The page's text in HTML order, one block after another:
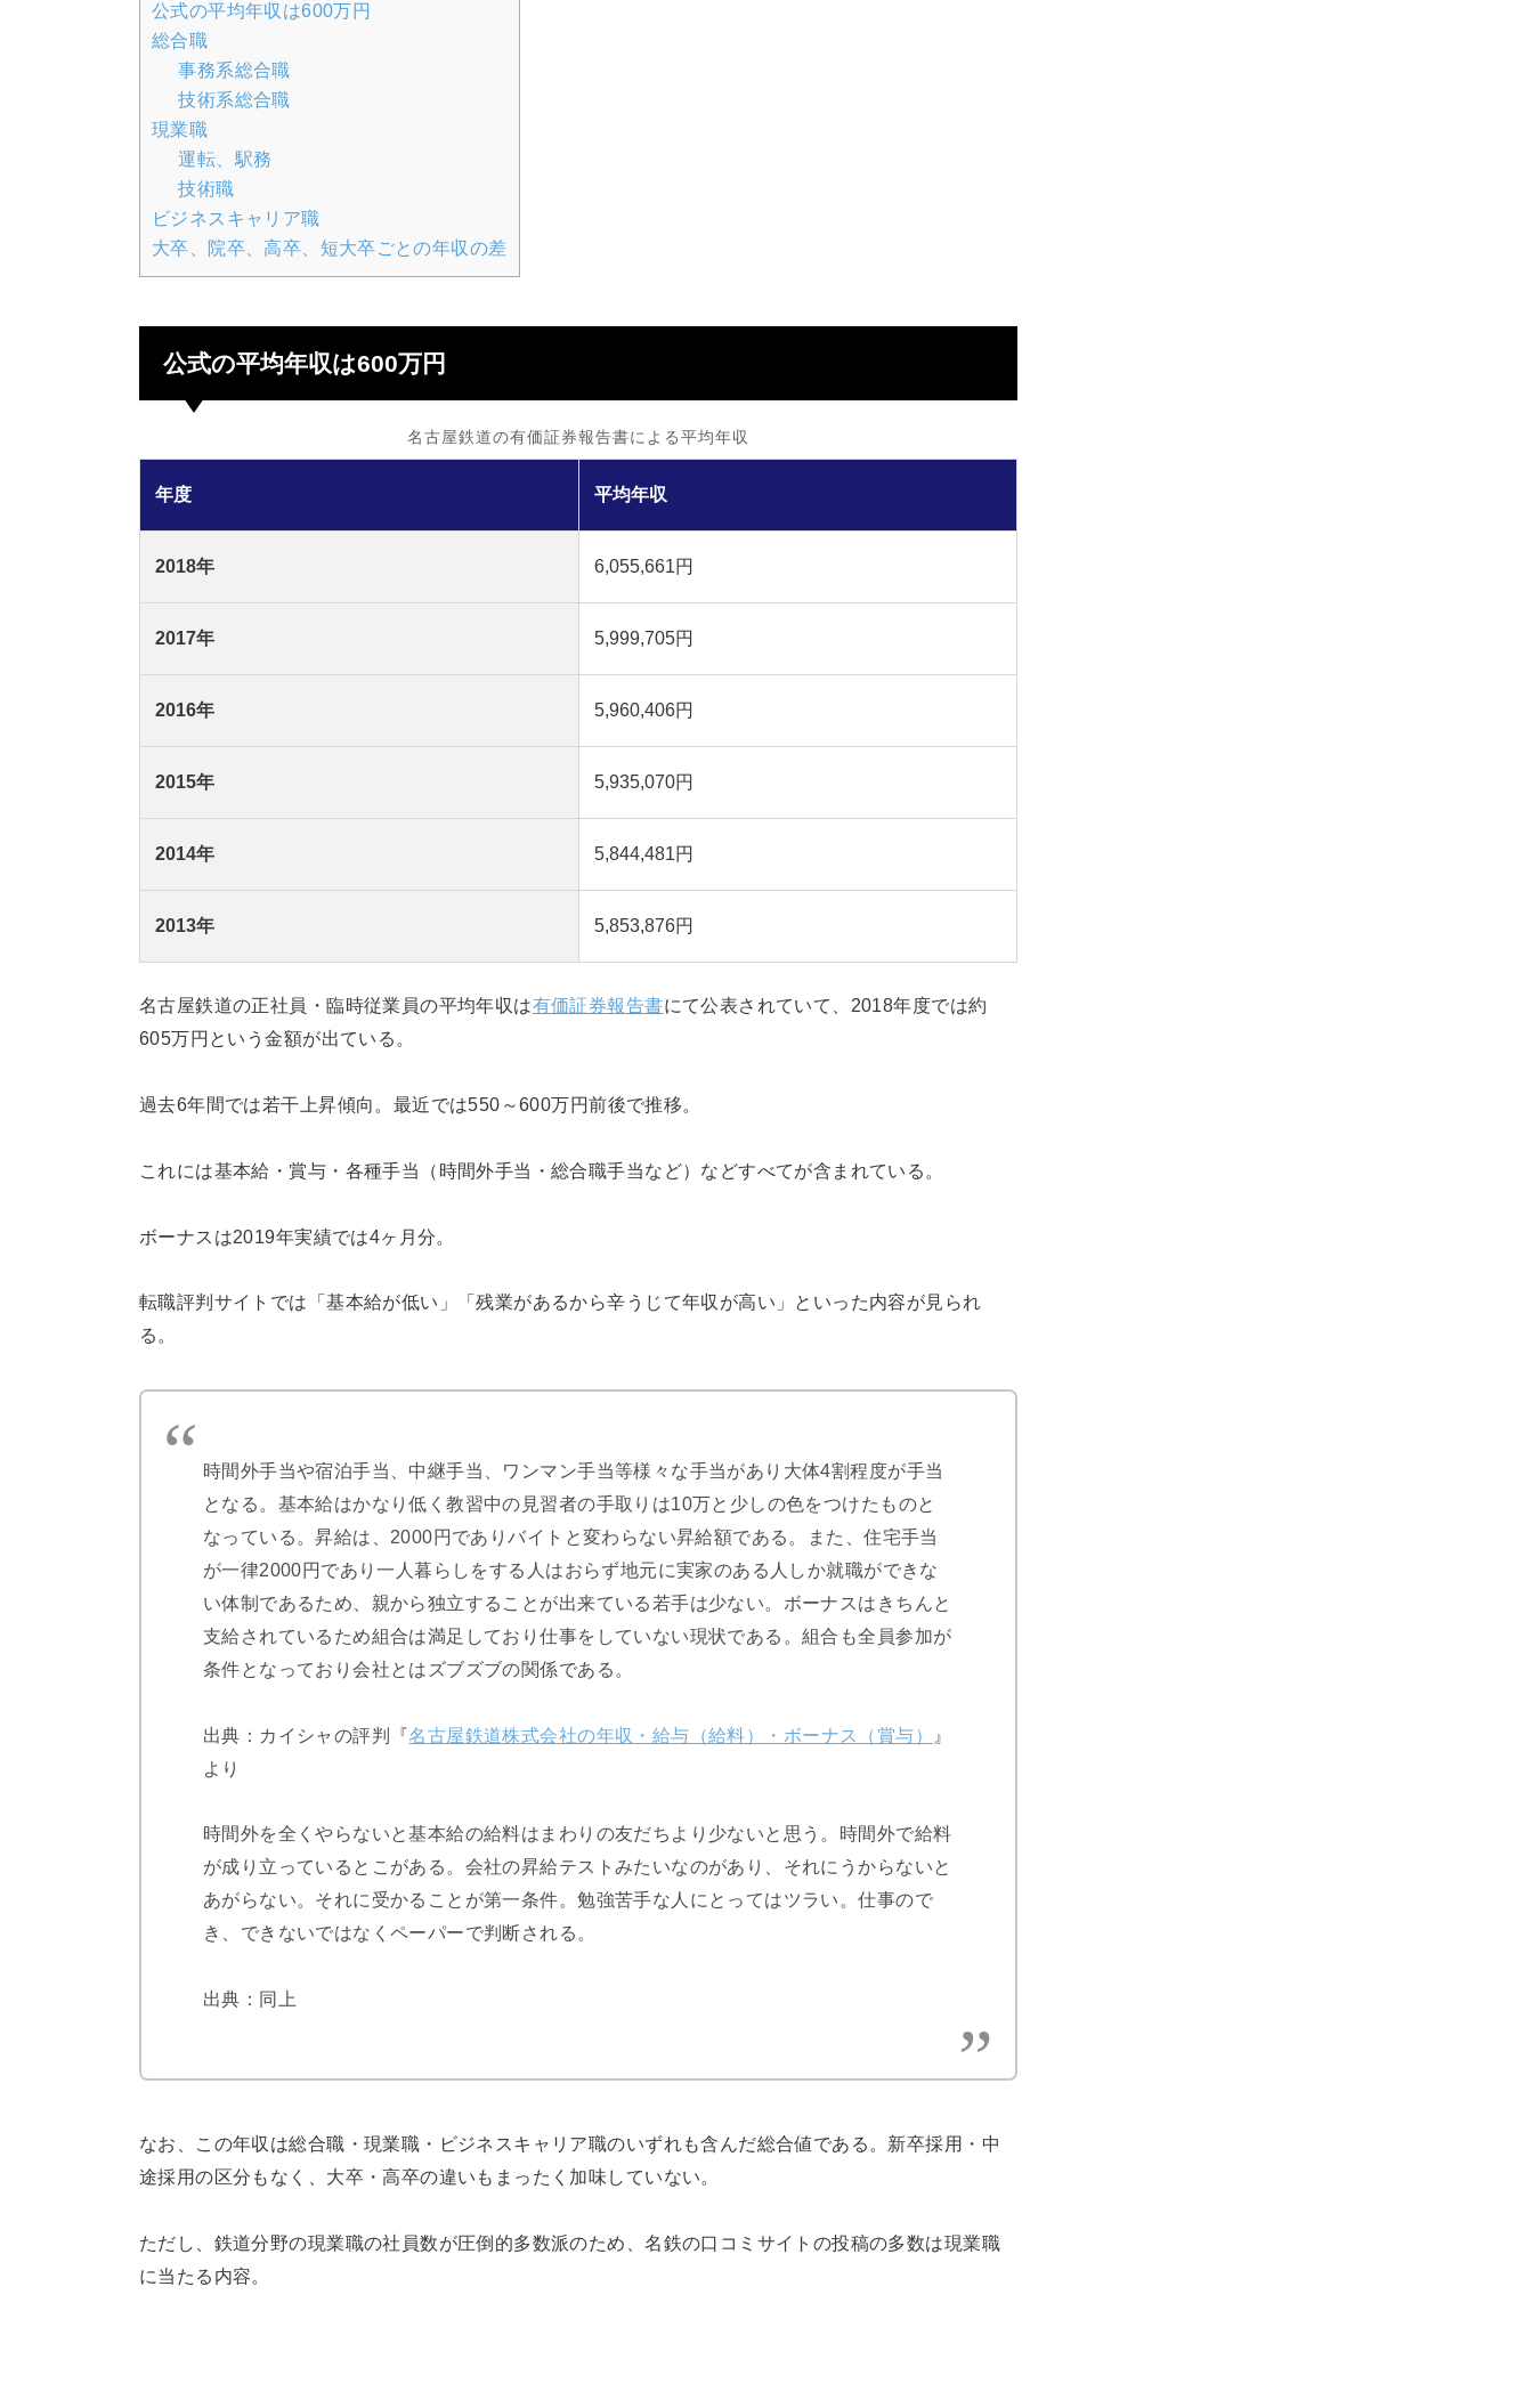
公式の平均年収は600万円
総合職
事務系総合職
技術系総合職
現業職
運転、駅務
技術職
ビジネスキャリア職
大卒、院卒、高卒、短大卒ごとの年収の差
公式の平均年収は600万円
名古屋鉄道の有価証券報告書による平均年収
年度 平均年収
2018年 6,055,661円
2017年 5,999,705円
2016年 5,960,406円
2015年 5,935,070円
2014年 5,844,481円
2013年 5,853,876円
名古屋鉄道の正社員・臨時従業員の平均年収は有価証券報告書にて公表されていて、2018年度では約
605万円という金額が出ている。
過去6年間では若干上昇傾向。最近では550～600万円前後で推移。
これには基本給・賞与・各種手当（時間外手当・総合職手当など）などすべてが含まれている。
ボーナスは2019年実績では4ヶ月分。
転職評判サイトでは「基本給が低い」「残業があるから辛うじて年収が高い」といった内容が見られ
る。
時間外手当や宿泊手当、中継手当、ワンマン手当等様々な手当があり大体4割程度が手当
となる。基本給はかなり低く教習中の見習者の手取りは10万と少しの色をつけたものと
なっている。昇給は、2000円でありバイトと変わらない昇給額である。また、住宅手当
が一律2000円であり一人暮らしをする人はおらず地元に実家のある人しか就職ができな
い体制であるため、親から独立することが出来ている若手は少ない。ボーナスはきちんと
支給されているため組合は満足しており仕事をしていない現状である。組合も全員参加が
条件となっており会社とはズブズブの関係である。
出典：カイシャの評判『名古屋鉄道株式会社の年収・給与（給料）・ボーナス（賞与）
』
より
時間外を全くやらないと基本給の給料はまわりの友だちより少ないと思う。時間外で給料
が成り立っているとこがある。会社の昇給テストみたいなのがあり、それにうからないと
あがらない。それに受かることが第一条件。勉強苦手な人にとってはツラい。仕事ので
き、できないではなくペーパーで判断される。
出典：同上
なお、この年収は総合職・現業職・ビジネスキャリア職のいずれも含んだ総合値である。新卒採用・中
途採用の区分もなく、大卒・高卒の違いもまったく加味していない。
ただし、鉄道分野の現業職の社員数が圧倒的多数派のため、名鉄の口コミサイトの投稿の多数は現業職
に当たる内容。